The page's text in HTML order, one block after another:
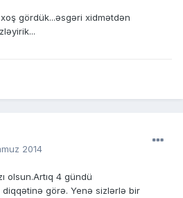
gördük...əsgəri xidmətdən
2014
olsun.Artıq 4 gündü
görə. Yenə sizlərlə bir